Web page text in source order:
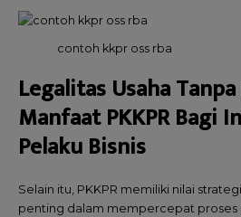
contoh kkpr oss rba
Legalitas Usaha
Manfaat PKKPR Bagi
Pelaku Bisnis
Selain itu, PKKPR memiliki nilai
penting dalam mempercepat proses